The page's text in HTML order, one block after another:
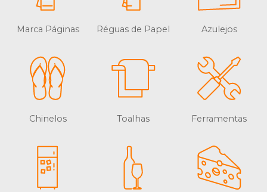
Marca Páginas Réguas de Papel Azulejos
Chinelos Toalhas Ferramentas